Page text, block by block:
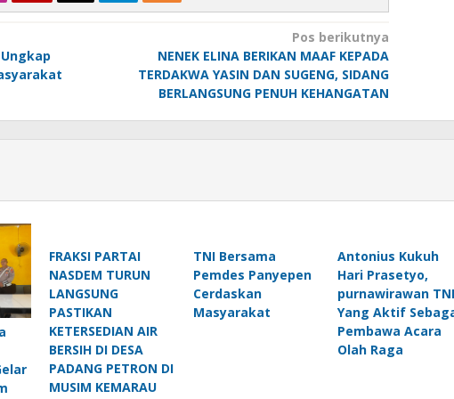
Pos berikutnya
NENEK ELINA BERIKAN MAAF KEPADA
TERDAKWA YASIN DAN SUGENG, SIDANG
BERLANGSUNG PENUH KEHANGATAN
FRAKSI PARTAI
NASDEM TURUN
LANGSUNG
PASTIKAN
KETERSEDIAN AIR
BERSIH DI DESA
PADANG PETRON DI
MUSIM KEMARAU
TNI Bersama
Pemdes Panyepen
Cerdaskan
Masyarakat
Antonius Kukuh
Hari Prasetyo,
purnawirawan TNI
Yang Aktif
Pembawa Acara
Olah Raga